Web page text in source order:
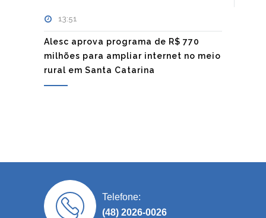
13:51
Alesc aprova programa de R$ 770
milhões para ampliar internet no meio
rural em Santa Catarina
Telefone:
(48) 2026-0026